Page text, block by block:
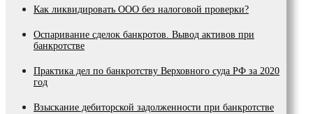
Как ликвидировать ООО без налоговой проверки?
Оспаривание сделок банкротов. Вывод активов при
банкротстве
Практика дел по банкротству Верховного суда РФ за 2020
год
Взыскание дебиторской задолженности при банкротстве